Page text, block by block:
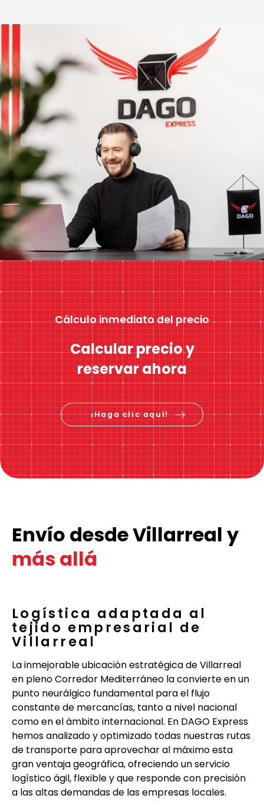
Cálculo inmediato del precio
Calcular precio y
reservar ahora
¡Haga clic aquí!
Envío desde Villarreal y
más allá
Logística adaptada al
tejido empresarial de
Villarreal
La inmejorable ubicación estratégica de Villarreal
en pleno Corredor Mediterráneo la convierte en un
punto neurálgico fundamental para el flujo
constante de mercancías, tanto a nivel nacional
como en el ámbito internacional. En DAGO Express
hemos analizado y optimizado todas nuestras rutas
de transporte para aprovechar al máximo esta
gran ventaja geográfica, ofreciendo un servicio
logístico ágil, flexible y que responde con precisión
a las altas demandas de las empresas locales.